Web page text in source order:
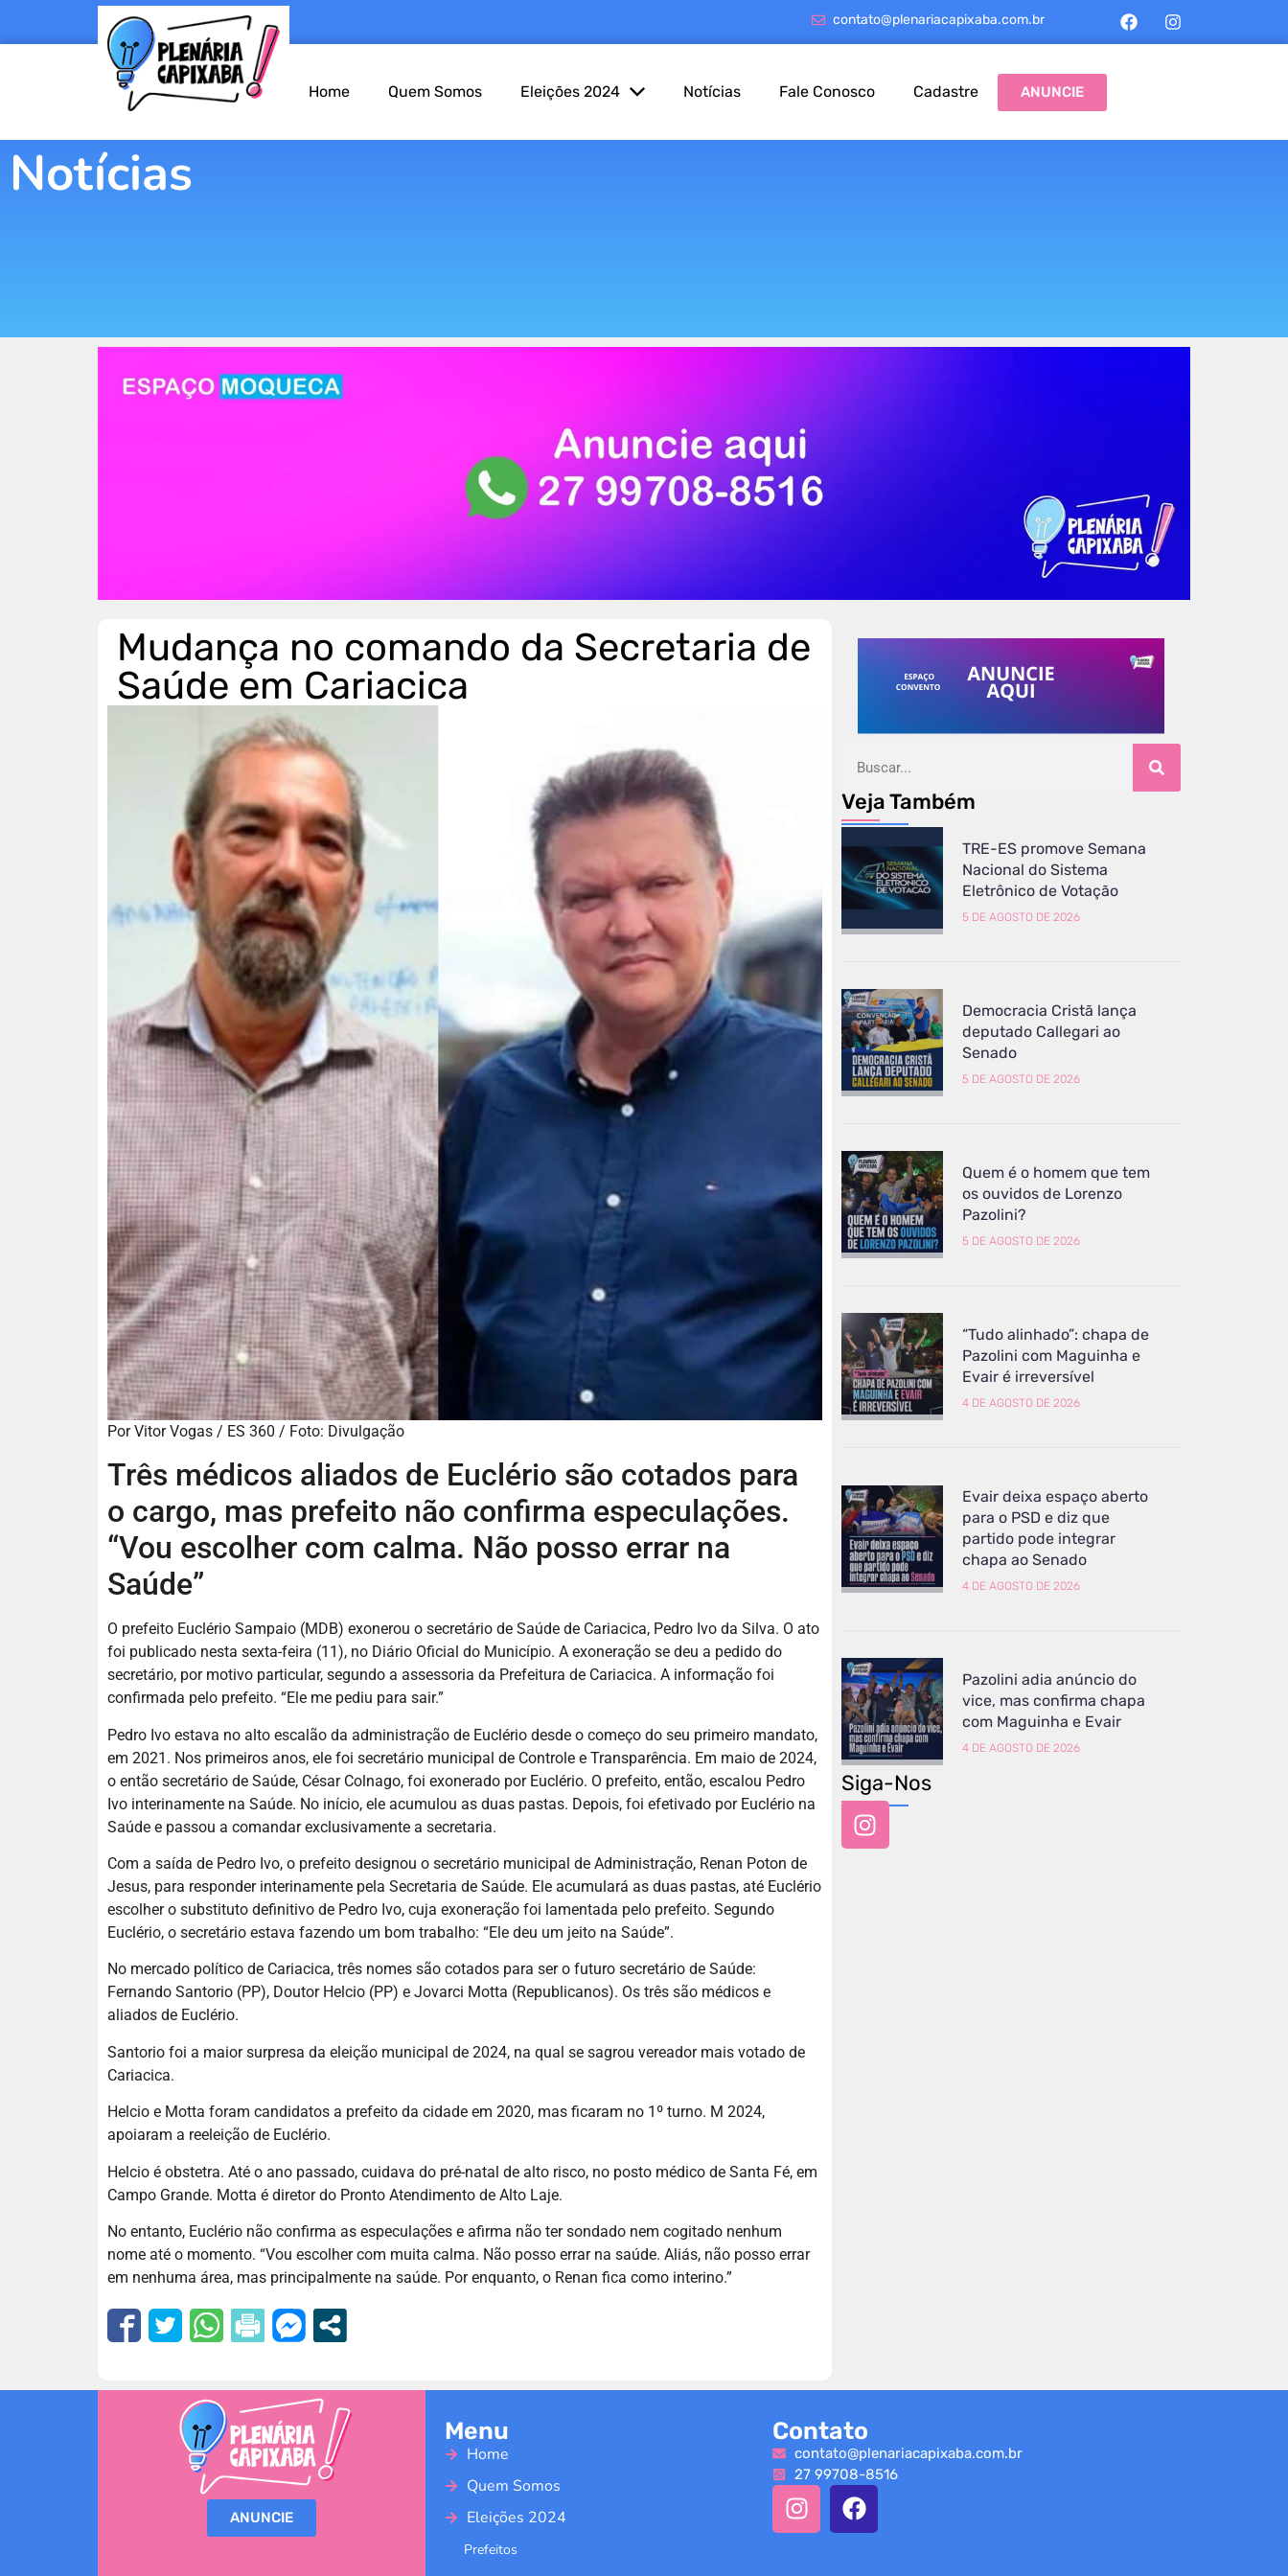
contato@plenariacapixaba.com.br
Home Quem Somos Eleições 2024 Notícias Fale Conosco Cadastre ANUNCIE
Notícias
Mudança no comando da Secretaria de
Saúde em Cariacica
PorVitor Vogas / ES 360 / Foto: Divulgação
Três médicos aliados de Euclério são cotados para
o cargo, mas prefeito não confirma especulações.
“Vou escolher com calma. Não posso errar na
Saúde”
O prefeito Euclério Sampaio (MDB) exonerou o secretário de Saúde de Cariacica, Pedro Ivo da Silva. O ato
foi publicado nesta sexta-feira (11), no Diário Oficial do Município. A exoneração se deu a pedido do
secretário, por motivo particular, segundo a assessoria da Prefeitura de Cariacica. A informação foi
confirmada pelo prefeito. “Ele me pediu para sair.”
Pedro Ivo estava no alto escalão da administração de Euclério desde o começo do seu primeiro mandato,
em 2021. Nos primeiros anos, ele foi secretário municipal de Controle e Transparência. Em maio de 2024,
o então secretário de Saúde, César Colnago, foi exonerado por Euclério. O prefeito, então, escalou Pedro
Ivo interinamente na Saúde. No início, ele acumulou as duas pastas. Depois, foi efetivado por Euclério na
Saúde e passou a comandar exclusivamente a secretaria.
Com a saída de Pedro Ivo, o prefeito designou o secretário municipal de Administração, Renan Poton de
Jesus, para responder interinamente pela Secretaria de Saúde. Ele acumulará as duas pastas, até Euclério
escolher o substituto definitivo de Pedro Ivo, cuja exoneração foi lamentada pelo prefeito. Segundo
Euclério, o secretário estava fazendo um bom trabalho: “Ele deu um jeito na Saúde”.
No mercado político de Cariacica, três nomes são cotados para ser o futuro secretário de Saúde:
Fernando Santorio (PP), Doutor Helcio (PP) e Jovarci Motta (Republicanos). Os três são médicos e
aliados de Euclério.
Santorio foi a maior surpresa da eleição municipal de 2024, na qual se sagrou vereador mais votado de
Cariacica.
Helcio e Motta foram candidatos a prefeito da cidade em 2020, mas ficaram no 1º turno. M 2024,
apoiaram a reeleição de Euclério.
Helcio é obstetra. Até o ano passado, cuidava do pré-natal de alto risco, no posto médico de Santa Fé, em
Campo Grande. Motta é diretor do Pronto Atendimento de Alto Laje.
No entanto, Euclério não confirma as especulações e afirma não ter sondado nem cogitado nenhum
nome até o momento. “Vou escolher com muita calma. Não posso errar na saúde. Aliás, não posso errar
em nenhuma área, mas principalmente na saúde. Por enquanto, o Renan fica como interino.”
Veja Também
TRE-ES promove Semana
Nacional do Sistema
Eletrônico de Votação
5 DE AGOSTO DE 2026
Democracia Cristã lança
deputado Callegari ao
Senado
5 DE AGOSTO DE 2026
Quem é o homem que tem
os ouvidos de Lorenzo
Pazolini?
5 DE AGOSTO DE 2026
“Tudo alinhado”: chapa de
Pazolini com Maguinha e
Evair é irreversível
4 DE AGOSTO DE 2026
Evair deixa espaço aberto
para o PSD e diz que
partido pode integrar
chapa ao Senado
4 DE AGOSTO DE 2026
Pazolini adia anúncio do
vice, mas confirma chapa
com Maguinha e Evair
4 DE AGOSTO DE 2026
Siga-Nos
ANUNCIE
Menu
Home
Quem Somos
Eleições 2024
Prefeitos
Contato
contato@plenariacapixaba.com.br
27 99708-8516